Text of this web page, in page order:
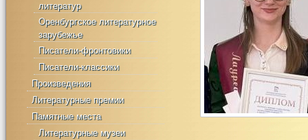
литератур
Оренбургское литературное
зарубежье
Писатели-фронтовики
Писатели-классики
Произведения
Литературные премии
Памятные места
Литературные музеи